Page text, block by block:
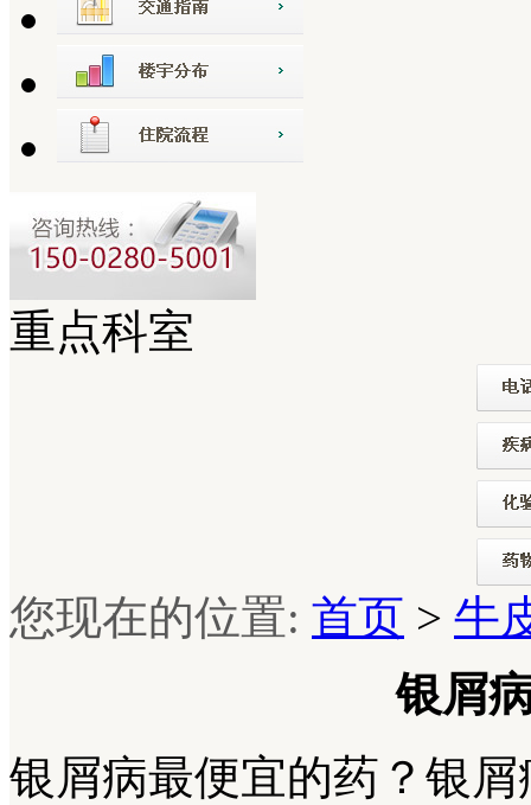
重点科室
您现在的位置: 首页 > 牛
银屑
银屑病最便宜的药？银